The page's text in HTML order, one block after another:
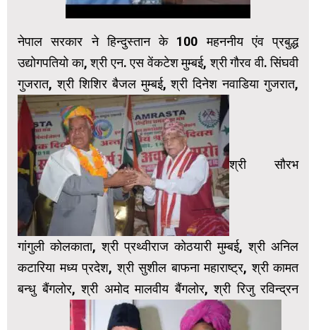
नेपाल सरकार ने हिन्दुस्तान के 100 महननीय एंव प्रबुद्ध
उद्योगपतियो का, श्री एन. एस वेंकटेश मुम्बई, श्री गौरव वी. सिंघवी
गुजरात, श्री शिशिर बैजल मुम्बई, श्री दिनेश नवाडिया गुजरात,
श्री सौरभ
गांगुली कोलकाता, श्री प्रथ्वीराज कोठयारी मुम्बई, श्री अनिल
कटारिया मध्य प्रदेश, श्री सुशील बाफना महाराष्ट्र, श्री कामत
बन्धु बैंगलोर, श्री अमोद मालवीय बैंगलोर, श्री रिजु रविन्द्रन